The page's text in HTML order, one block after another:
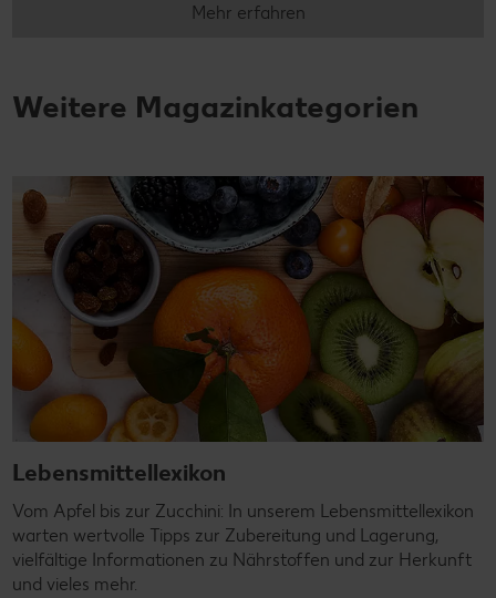
Mehr erfahren
Weitere Magazinkategorien
Lebensmittellexikon
Vom Apfel bis zur Zucchini: In unserem Lebensmittellexikon
warten wertvolle Tipps zur Zubereitung und Lagerung,
vielfältige Informationen zu Nährstoffen und zur Herkunft
und vieles mehr.